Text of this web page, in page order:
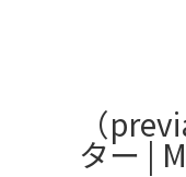
（
ター |